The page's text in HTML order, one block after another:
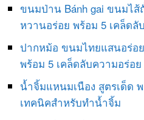
ขนมป่าน Bánh gai ขนมไส้
หวานอร่อย พร้อม 5 เคล็ดลับ
ปากหม้อ ขนมไทยแสนอร่อ
พร้อม 5 เคล็ดลับความอร่อย
น้ำจิ้มแหนมเนือง สูตรเด็ด
เทคนิคสำหรับทำน้ำจิ้ม